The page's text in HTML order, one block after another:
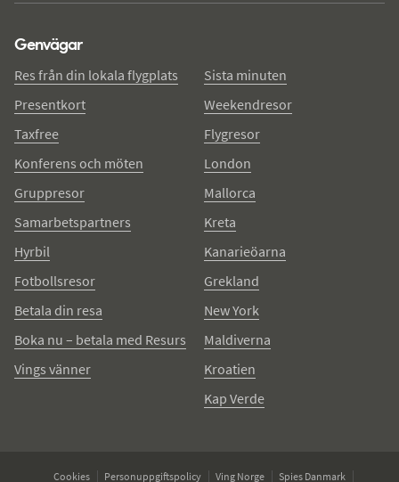
Genvägar
Res från din lokala flygplats
Presentkort
Taxfree
Konferens och möten
Gruppresor
Samarbetspartners
Hyrbil
Fotbollsresor
Betala din resa
Boka nu – betala med Resurs
Vings vänner
Sista minuten
Weekendresor
Flygresor
London
Mallorca
Kreta
Kanarieöarna
Grekland
New York
Maldiverna
Kroatien
Kap Verde
Cookies Personuppgiftspolicy Ving Norge Spies Danmark